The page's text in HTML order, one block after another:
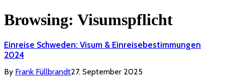
Browsing: Visumspflicht
Einreise Schweden: Visum & Einreisebestimmungen
2024
By Frank Füllbrandt27. September 2025